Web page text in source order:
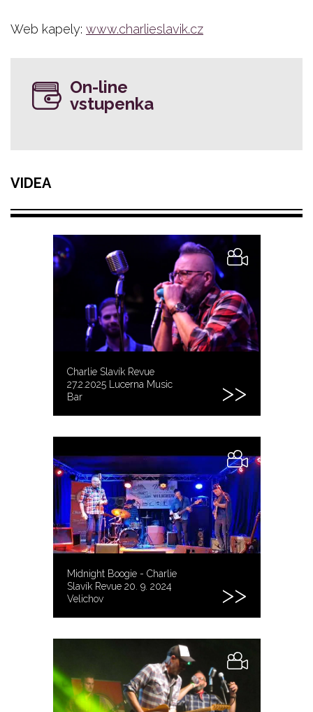
Web kapely: www.charlieslavik.cz
On-line
vstupenka
VIDEA
Charlie Slavík Revue
27.2.2025 Lucerna Music
Bar
Midnight Boogie - Charlie
Slavík Revue 20. 9. 2024
Velichov